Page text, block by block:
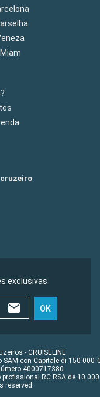
cruzeiro
exclusivas
OK
- CRUISELINE
con Capitale di 150 000 €
4000717380
RC RSA de 10 000
reserved